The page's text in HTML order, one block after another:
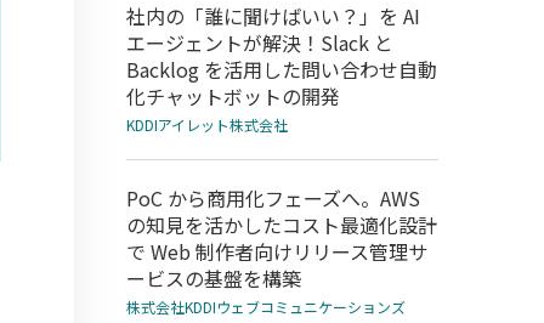
社内の「誰に聞けばいい？」を AI
エージェントが解決！Slack と
Backlog を活用した問い合わせ自動
化チャットボットの開発
KDDIアイレット株式会社
PoC から商用化フェーズへ。AWS
の知見を活かしたコスト最適化設計
で Web 制作者向けリリース管理サ
ービスの基盤を構築
株式会社KDDIウェブコミュニケーションズ